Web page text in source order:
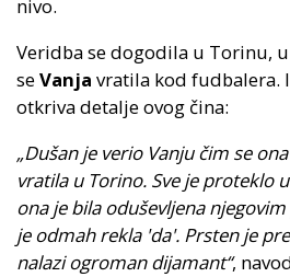
nivo.
Veridba se dogodila u Torinu,
seVanja vratila kod fudbalera.
otkriva detalje ovog čina:
„Dušan je verio Vanju čim se
vratila u Torino. Sve je proteklo
ona je bila oduševljena
je odmah rekla 'da'. Prsten je
nalazi ogroman dijamant“,